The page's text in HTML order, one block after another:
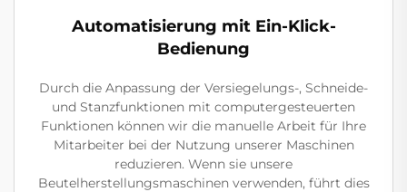
Automatisierung mit Ein-Klick-
Bedienung
Durch die Anpassung der Versiegelungs-, Schneide-
und Stanzfunktionen mit computergesteuerten
Funktionen können wir die manuelle Arbeit für Ihre
Mitarbeiter bei der Nutzung unserer Maschinen
reduzieren. Wenn sie unsere
Beutelherstellungsmaschinen verwenden, führt dies